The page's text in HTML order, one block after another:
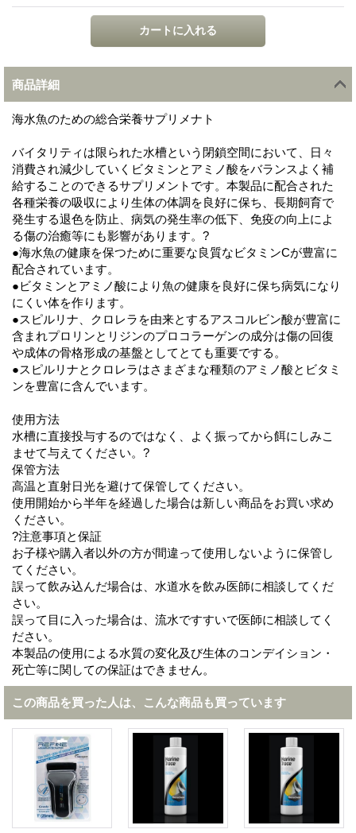
商品詳細
海水魚のための総合栄養サプリメナト
バイタリティは限られた水槽という閉鎖空間において、日々
消費され減少していくビタミンとアミノ酸をバランスよく補
給することのできるサプリメントです。本製品に配合された
各種栄養の吸収により生体の体調を良好に保ち、長期飼育で
発生する退色を防止、病気の発生率の低下、免疫の向上によ
る傷の治癒等にも影響があります。?
●海水魚の健康を保つために重要な良質なビタミンCが豊富に
配合されています。
●ビタミンとアミノ酸により魚の健康を良好に保ち病気になり
にくい体を作ります。
●スピルリナ、クロレラを由来とするアスコルビン酸が豊富に
含まれプロリンとリジンのプロコラーゲンの成分は傷の回復
や成体の骨格形成の基盤としてとても重要でする。
●スピルリナとクロレラはさまざまな種類のアミノ酸とビタミ
ンを豊富に含んでいます。
使用方法
水槽に直接投与するのではなく、よく振ってから餌にしみこ
ませて与えてください。?
保管方法
高温と直射日光を避けて保管してください。
使用開始から半年を経過した場合は新しい商品をお買い求め
ください。
?注意事項と保証
お子様や購入者以外の方が間違って使用しないように保管し
てください。
誤って飲み込んだ場合は、水道水を飲み医師に相談してくだ
さい。
誤って目に入った場合は、流水ですすいで医師に相談してく
ださい。
本製品の使用による水質の変化及び生体のコンデイション・
死亡等に関しての保証はできません。
この商品を買った人は、こんな商品も買っています